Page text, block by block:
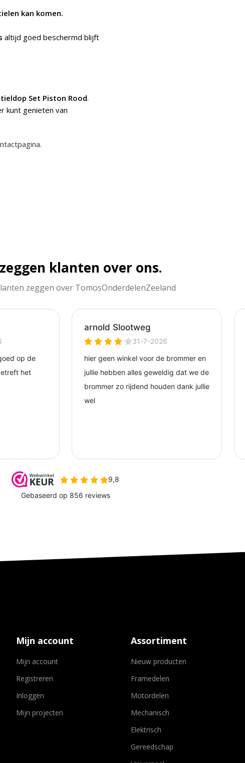
kan komen.
altijd goed beschermd blijft
Set Piston Rood.
kunt genieten van
.
klanten over ons.
zeggen over TomosOnderdelenZeeland
Mijn account
Mijn account
Registreren
Inloggen
Mijn projecten
Assortiment
Nieuw producten
Framedelen
Motordelen
Mechanisch
Elektrisch
Gereedschap